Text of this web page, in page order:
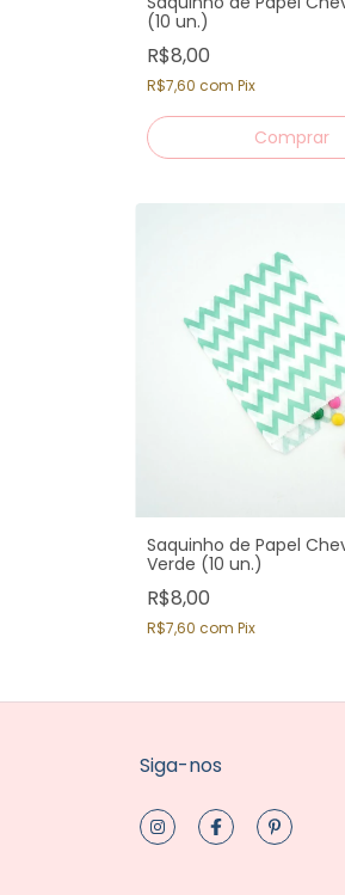
(10 un.)
R$8,00
R$7,60 com Pix
Saquinho de Papel
Verde (10 un.)
R$8,00
R$7,60 com Pix
Siga-nos